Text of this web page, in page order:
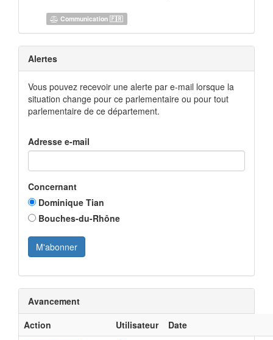
Communication 🇫🇷
Alertes
Vous pouvez recevoir une alerte par e-mail lorsque la
situation change pour ce parlementaire ou pour tout
parlementaire de ce département.
Adresse e-mail
Concernant
Dominique Tian
Bouches-du-Rhône
Avancement
Action
Utilisateur Date